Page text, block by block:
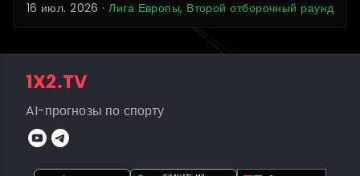
16 июл. 2026 ·Лига Европы, Второй отборочный раунд
1X2.TV
AI-прогнозы по спорту